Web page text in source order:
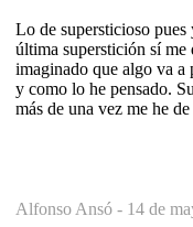
Lo de supersticioso pues
última superstición sí me
imaginado que algo va a
y como lo he pensado.
más de una vez me he
Alfonso Ansó - 14 de